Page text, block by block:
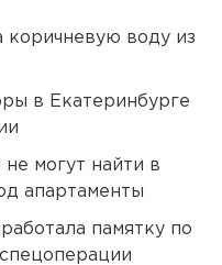
воду из
в Екатеринбурге
могут найти в
апартаменты
памятку по